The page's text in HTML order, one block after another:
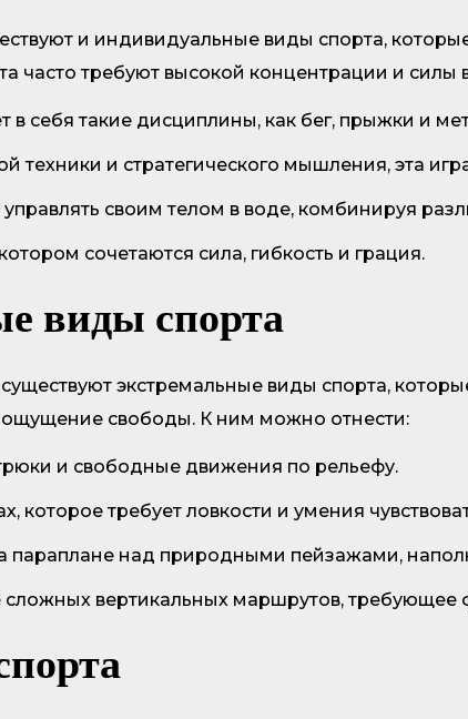
и индивидуальные виды спорта,
часто требуют высокой концентрации и силы
в себя такие дисциплины, как бег, прыжки и
техники и стратегического мышления, эта
своим телом в воде, комбинируя
сочетаются сила, гибкость и грация.
виды спорта
экстремальные виды спорта,
свободы. К ним можно отнести:
и свободные движения по рельефу.
которое требует ловкости и умения
параплане над природными пейзажами,
вертикальных маршрутов, требующее